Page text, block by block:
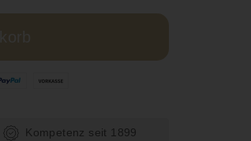
Kompetenz seit 1899